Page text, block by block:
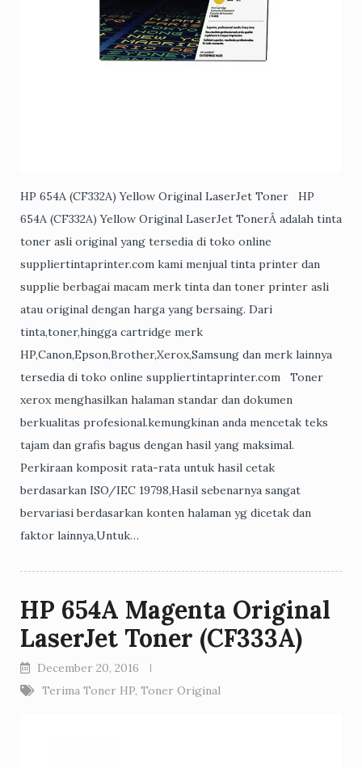
HP 654A (CF332A) Yellow Original LaserJet Toner HP
654A (CF332A) Yellow Original LaserJet TonerÂ adalah tinta
toner asli original yang tersedia di toko online
suppliertintaprinter.com kami menjual tinta printer dan
supplie berbagai macam merk tinta dan toner printer asli
atau original dengan harga yang bersaing. Dari
tinta,toner,hingga cartridge merk
HP,Canon,Epson,Brother,Xerox,Samsung dan merk lainnya
tersedia di toko online suppliertintaprinter.com Toner
xerox menghasilkan halaman standar dan dokumen
berkualitas profesional.kemungkinan anda mencetak teks
tajam dan grafis bagus dengan hasil yang maksimal.
Perkiraan komposit rata-rata untuk hasil cetak
berdasarkan ISO/IEC 19798,Hasil sebenarnya sangat
bervariasi berdasarkan konten halaman yg dicetak dan
faktor lainnya,Untuk…
HP 654A Magenta Original
LaserJet Toner (CF333A)
December 20, 2016
Terima Toner HP, Toner Original